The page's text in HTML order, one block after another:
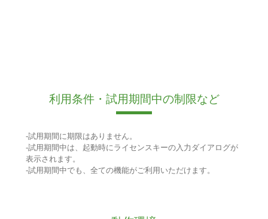
利用条件・試用期間中の制限など
-試用期間に期限はありません。
-試用期間中は、起動時にライセンスキーの入力ダイアログが
表示されます。
-試用期間中でも、全ての機能がご利用いただけます。